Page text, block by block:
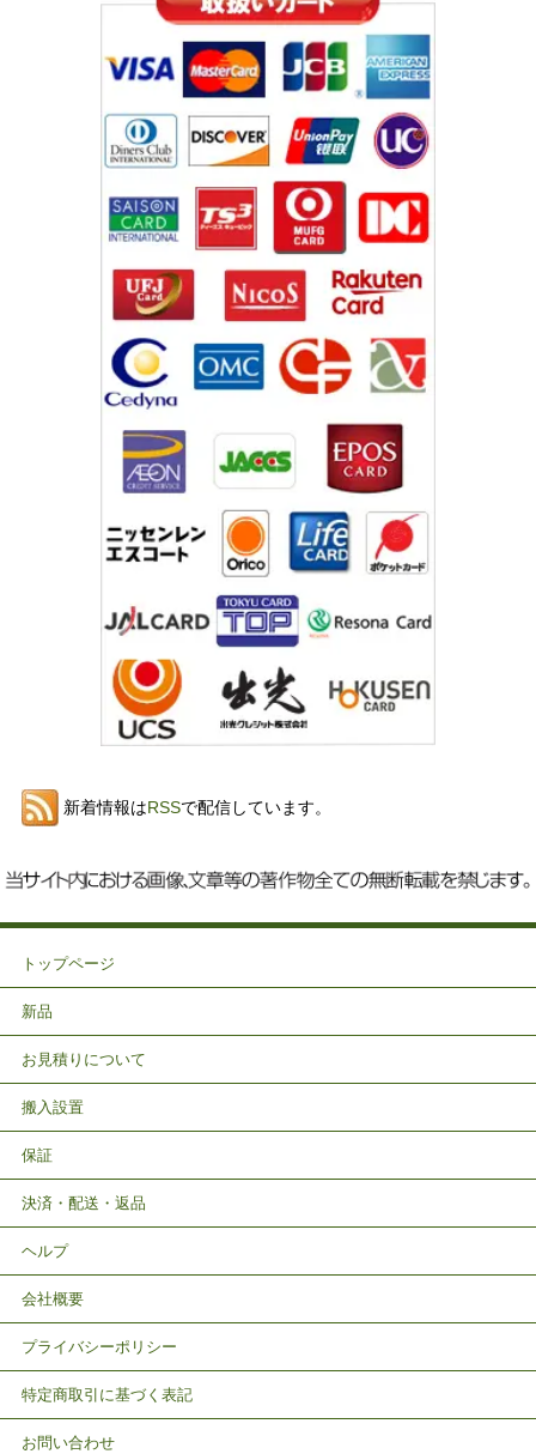
新着情報はRSSで配信しています。
トップページ
新品
お見積りについて
搬入設置
保証
決済・配送・返品
ヘルプ
会社概要
プライバシーポリシー
特定商取引に基づく表記
お問い合わせ